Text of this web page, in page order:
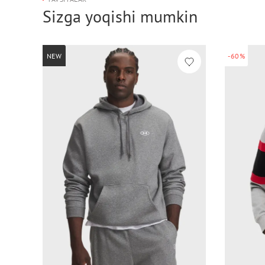
Sizga yoqishi mumkin
NEW -60%